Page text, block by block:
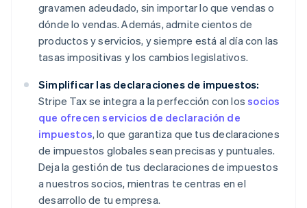
gravamen adeudado, sin importar lo que vendas o
dónde lo vendas. Además, admite cientos de
productos y servicios, y siempre está al día con las
tasas impositivas y los cambios legislativos.
Simplificar las declaraciones de impuestos:
Stripe Tax se integra a la perfección con lossocios
que ofrecen servicios de declaración de
impuestos, lo que garantiza que tus declaraciones
de impuestos globales sean precisas y puntuales.
Deja la gestión de tus declaraciones de impuestos
a nuestros socios, mientras te centras en el
desarrollo de tu empresa.